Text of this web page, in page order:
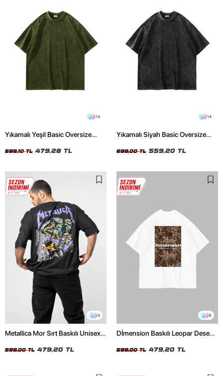
14
Yıkamalı Yeşil Basic Oversize
599,10 TL 479,28 TL
14
Yıkamalı Siyah Basic Oversize
699,00 TL 559,20 TL
4
Metallica Mor Sırt Baskılı Unisex
599,00 TL 479,20 TL
6
Dİmension Baskılı Leopar Desenli
Tshirt
599,00 TL 479,20 TL